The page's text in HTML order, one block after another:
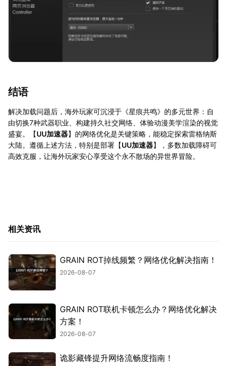
结语
解决加载问题后，海外玩家可沉浸于《星痕共鸣》的多元世界：自
由切换7种武器职业、构建持久社交网络、体验动漫美学渲染的视觉
盛宴。【UU加速器】的网络优化是关键策略，能稳定探索雷格纳斯
大陆。遵循上述方法，特别是部署【UU加速器】，多数加载障碍可
高效克服，让海外玩家安心享受这个永不散场的异世界冒险。
相关资讯
GRAIN ROT掉线频繁？网络优化解决指南！
2026-08-07
GRAIN ROT联机卡顿怎么办？网络优化解决
方案！
2026-08-07
诡影藏锋提升网络流畅度指南！